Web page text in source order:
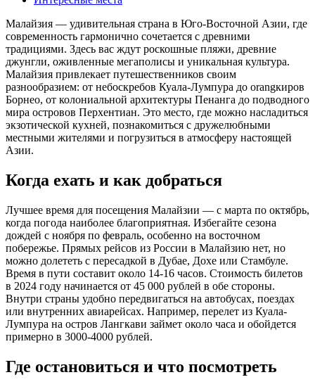
Малайзия — удивительная страна в Юго-Восточной Азии, где
современность гармонично сочетается с древними
традициями. Здесь вас ждут роскошные пляжи, древние
джунгли, оживленные мегаполисы и уникальная культура.
Малайзия привлекает путешественников своим
разнообразием: от небоскребов Куала-Лумпура до orangкиров
Борнео, от колониальной архитектуры Пенанга до подводного
мира островов Перхентиан. Это место, где можно насладиться
экзотической кухней, познакомиться с дружелюбными
местными жителями и погрузиться в атмосферу настоящей
Азии.
Когда ехать и как добраться
Лучшее время для посещения Малайзии — с марта по октябрь,
когда погода наиболее благоприятная. Избегайте сезона
дождей с ноября по февраль, особенно на восточном
побережье. Прямых рейсов из России в Малайзию нет, но
можно долететь с пересадкой в Дубае, Дохе или Стамбуле.
Время в пути составит около 14-16 часов. Стоимость билетов
в 2024 году начинается от 45 000 рублей в обе стороны.
Внутри страны удобно передвигаться на автобусах, поездах
или внутренних авиарейсах. Например, перелет из Куала-
Лумпура на остров Лангкави займет около часа и обойдется
примерно в 3000-4000 рублей.
Где остановиться и что посмотреть